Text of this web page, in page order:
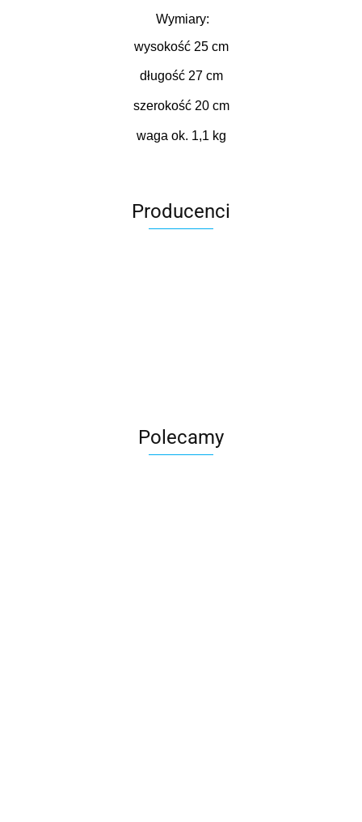
Wymiary:
wysokość 25 cm
długość 27 cm
szerokość 20 cm
waga ok. 1,1 kg
Producenci
Polecamy